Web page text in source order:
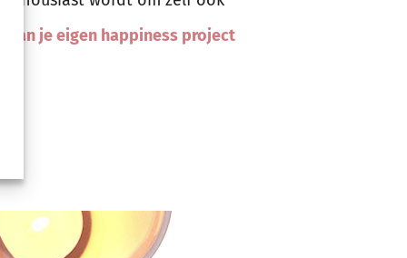
van je eigen happiness project